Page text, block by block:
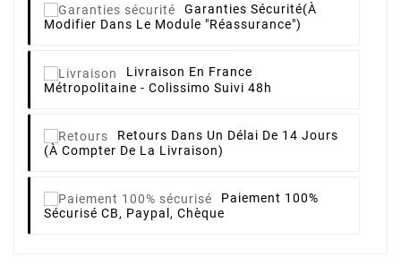
Garanties Sécurité(à
Modifier Dans Le Module "Réassurance")
Livraison En France
Métropolitaine - Colissimo Suivi 48h
Retours Dans Un Délai De 14 Jours
(à Compter De La Livraison)
Paiement 100%
Sécurisé CB, Paypal, Chèque